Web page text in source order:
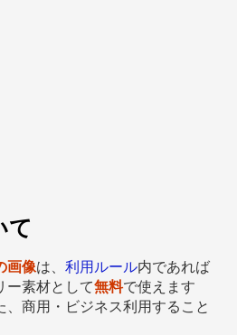
て
画像は、 利用ルール内であれば
ー素材として無料で使えます
、商用・ビジネス利用すること